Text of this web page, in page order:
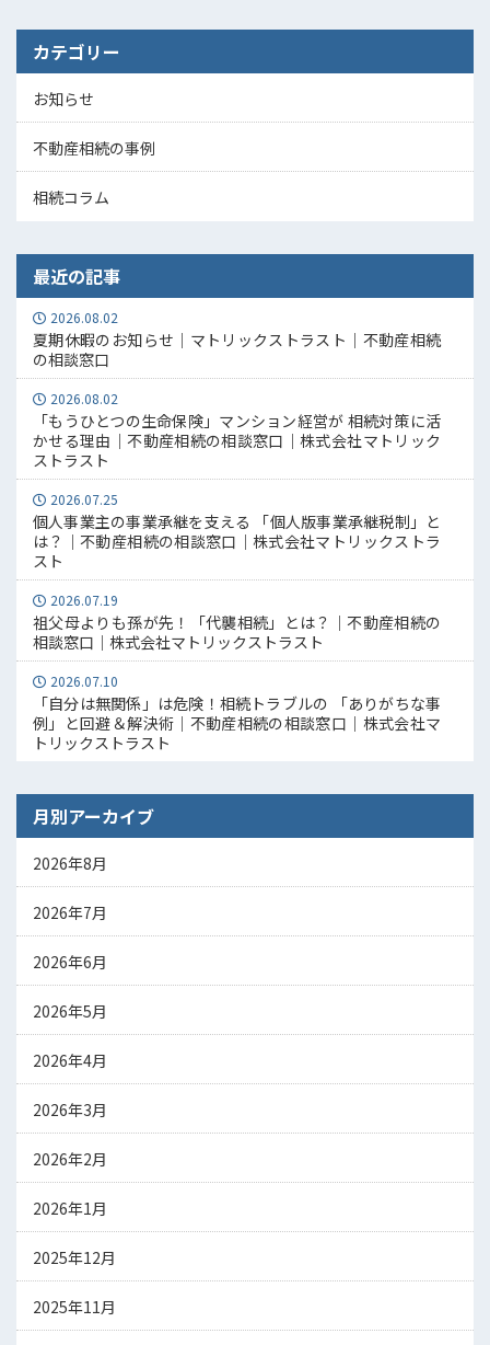
カテゴリー
お知らせ
不動産相続の事例
相続コラム
最近の記事
2026.08.02
夏期休暇のお知らせ｜マトリックストラスト｜不動産相続
の相談窓口
2026.08.02
「もうひとつの生命保険」マンション経営が 相続対策に活
かせる理由｜不動産相続の相談窓口｜株式会社マトリック
ストラスト
2026.07.25
個人事業主の事業承継を支える 「個人版事業承継税制」と
は？｜不動産相続の相談窓口｜株式会社マトリックストラ
スト
2026.07.19
祖父母よりも孫が先！「代襲相続」とは？｜不動産相続の
相談窓口｜株式会社マトリックストラスト
2026.07.10
「自分は無関係」は危険！相続トラブルの 「ありがちな事
例」と回避＆解決術｜不動産相続の相談窓口｜株式会社マ
トリックストラスト
月別アーカイブ
2026年8月
2026年7月
2026年6月
2026年5月
2026年4月
2026年3月
2026年2月
2026年1月
2025年12月
2025年11月